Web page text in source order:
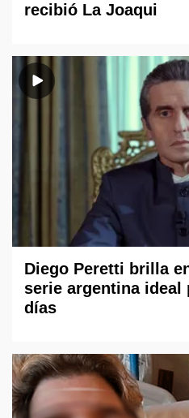
recibió La Joaqui
Diego Peretti brilla
serie argentina ideal
días